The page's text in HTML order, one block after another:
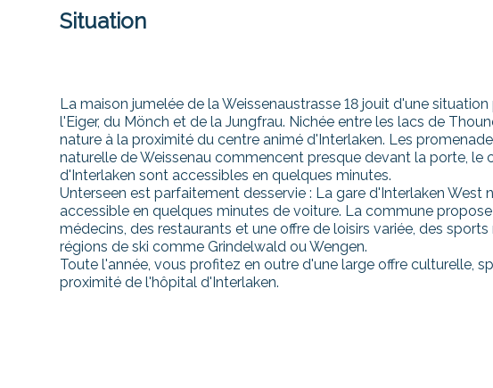
Situation
La maison jumelée de la Weissenaustrasse 18 jouit d'une
l'Eiger, du Mönch et de la Jungfrau. Nichée entre les lacs de
nature à la proximité du centre animé d'Interlaken. Les
naturelle de Weissenau commencent presque devant la porte, le
d'Interlaken sont accessibles en quelques minutes.
Unterseen est parfaitement desservie : La gare d'Interlaken West
accessible en quelques minutes de voiture. La commune
médecins, des restaurants et une offre de loisirs variée, des
régions de ski comme Grindelwald ou Wengen.
Toute l'année, vous profitez en outre d'une large offre culturelle,
proximité de l'hôpital d'Interlaken.